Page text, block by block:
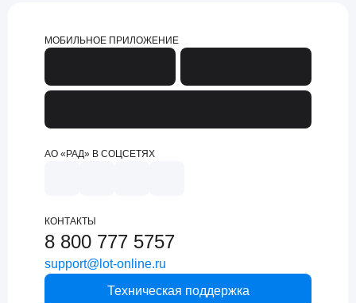
МОБИЛЬНОЕ ПРИЛОЖЕНИЕ
АО «РАД» В СОЦСЕТЯХ
КОНТАКТЫ
8 800 777 5757
support@lot-online.ru
Техническая поддержка